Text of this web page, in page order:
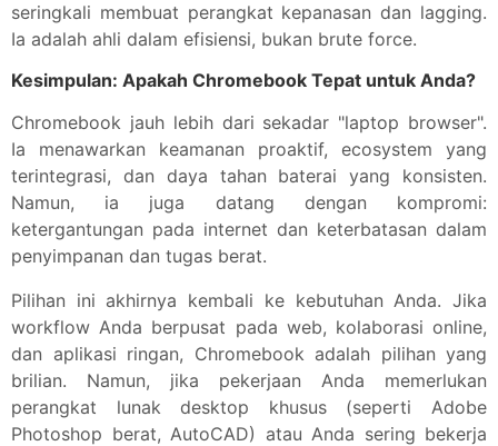
seringkali membuat perangkat kepanasan dan lagging.
Ia adalah ahli dalam efisiensi, bukan brute force.
Kesimpulan: Apakah Chromebook Tepat untuk Anda?
Chromebook jauh lebih dari sekadar "laptop browser".
Ia menawarkan keamanan proaktif, ecosystem yang
terintegrasi, dan daya tahan baterai yang konsisten.
Namun, ia juga datang dengan kompromi:
ketergantungan pada internet dan keterbatasan dalam
penyimpanan dan tugas berat.
Pilihan ini akhirnya kembali ke kebutuhan Anda. Jika
workflow Anda berpusat pada web, kolaborasi online,
dan aplikasi ringan, Chromebook adalah pilihan yang
brilian. Namun, jika pekerjaan Anda memerlukan
perangkat lunak desktop khusus (seperti Adobe
Photoshop berat, AutoCAD) atau Anda sering bekerja